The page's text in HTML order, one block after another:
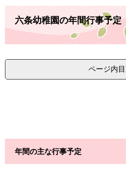
本
六条幼稚園の年間行事予定
ページ内
年間の主な行事予定